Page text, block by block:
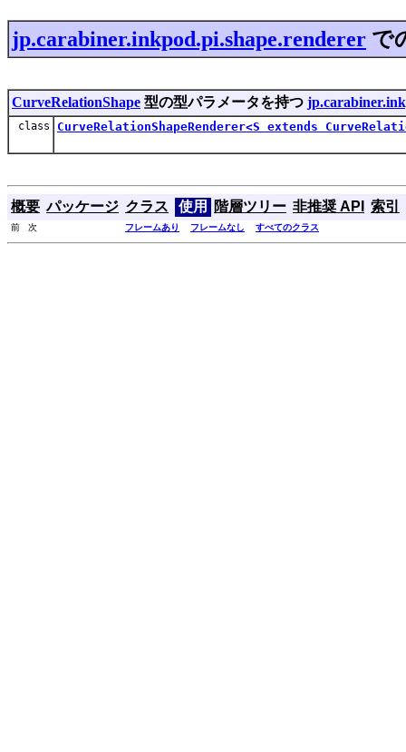
jp.carabiner.inkpod.pi.shape.renderer で
CurveRelationShape 型の型パラメータを持つ
class CurveRelationShapeRenderer<S extends
概要 パッケージ クラス 使用 階層ツリー 非推奨 API 索引
前 次 フレームあり フレームなし すべてのクラス